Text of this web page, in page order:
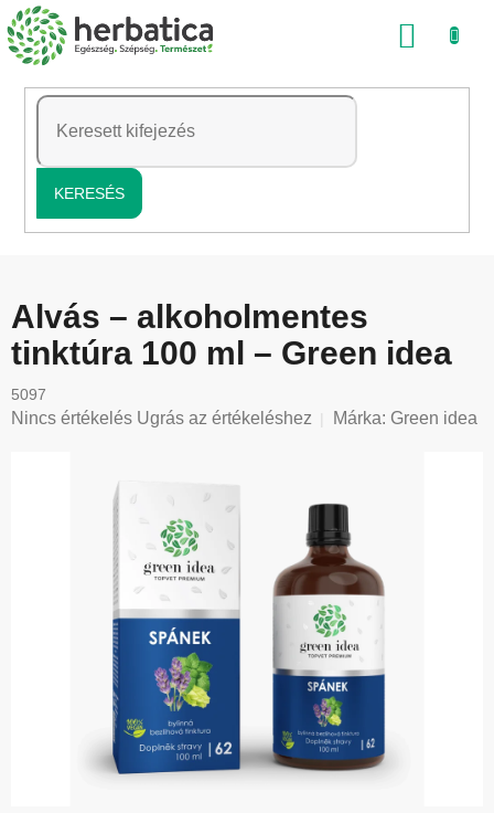
Ugrás
a
tartalomhoz
KERESÉS
Alvás – alkoholmentes
tinktúra 100 ml – Green idea
5097
A
Nincs értékelés Ugrás az értékeléshez Márka: Green idea